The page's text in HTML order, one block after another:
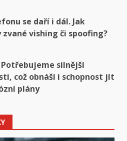
se daří i dál. Jak
vishing či spoofing?
silnější
což obnáší i schopnost jít
plány